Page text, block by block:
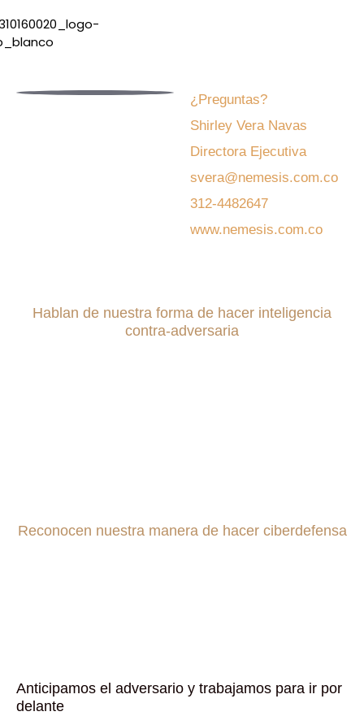
¿Preguntas?
Shirley Vera Navas
Directora Ejecutiva
svera@nemesis.com.co
312-4482647
www.nemesis.com.co
Hablan de nuestra forma de hacer inteligencia
contra-adversaria
Reconocen nuestra manera de hacer ciberdefensa
Anticipamos el adversario y trabajamos para ir por
delante